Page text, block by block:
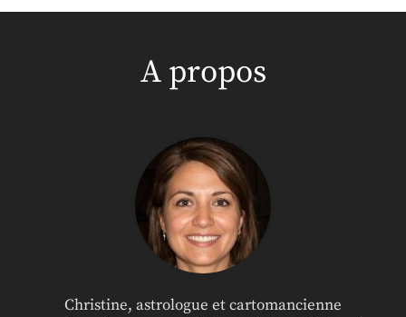
A propos
Christine, astrologue et cartomancienne